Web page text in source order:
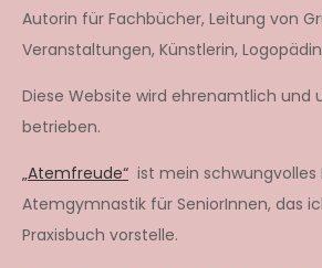
Autorin für Fachbücher, Leitung von
Veranstaltungen, Künstlerin,
Diese Website wird ehrenamtlich und
betrieben.
„Atemfreude“ ist mein schwungvolles
Atemgymnastik für SeniorInnen, das
Praxisbuch vorstelle.